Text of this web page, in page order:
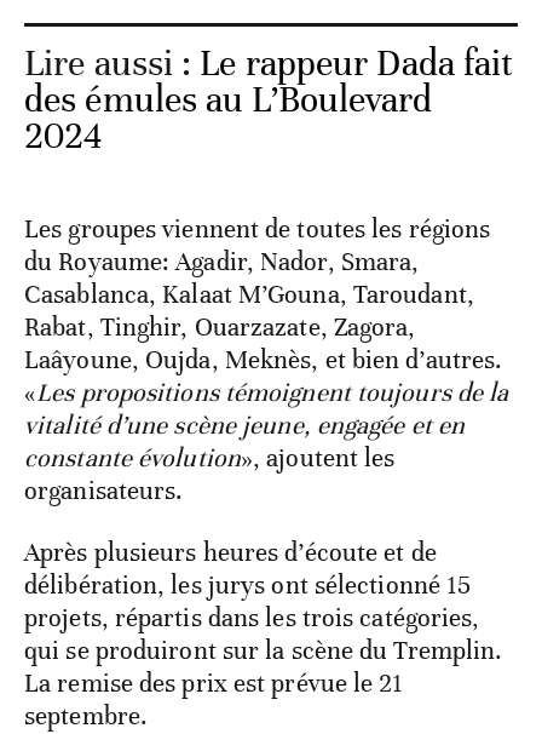
Lire aussi : Le rappeur Dada fait
des émules au L’Boulevard
2024
Les groupes viennent de toutes les régions
du Royaume: Agadir, Nador, Smara,
Casablanca, Kalaat M’Gouna, Taroudant,
Rabat, Tinghir, Ouarzazate, Zagora,
Laâyoune, Oujda, Meknès, et bien d’autres.
«Les propositions témoignent toujours de la
vitalité d’une scène jeune, engagée et en
constante évolution», ajoutent les
organisateurs.
Après plusieurs heures d’écoute et de
délibération, les jurys ont sélectionné 15
projets, répartis dans les trois catégories,
qui se produiront sur la scène du Tremplin.
La remise des prix est prévue le 21
septembre.